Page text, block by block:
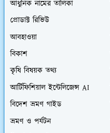
আধুনিক নামের তালিকা
প্রোডাক্ট রিভিউ
আবহাওয়া
বিকাশ
কৃষি বিষয়ক তথ্য
আর্টিফিশিয়াল ইন্টেলিজেন্স AI
বিদেশ ভ্রমণ গাইড
ভ্রমণ ও পর্যটন